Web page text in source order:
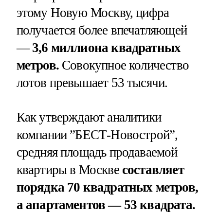
этому Новую Москву, цифра
получается более впечатляющей
—3,6 миллиона квадратных
метров.Совокупное количество
лотов превышает 53 тысячи.
Как утверждают аналитики
компании ”БЕСТ-Новострой”,
средняя площадь продаваемой
квартиры в Москве составляет
порядка 70 квадратных метров,
а апартаментов — 53 квадрата.